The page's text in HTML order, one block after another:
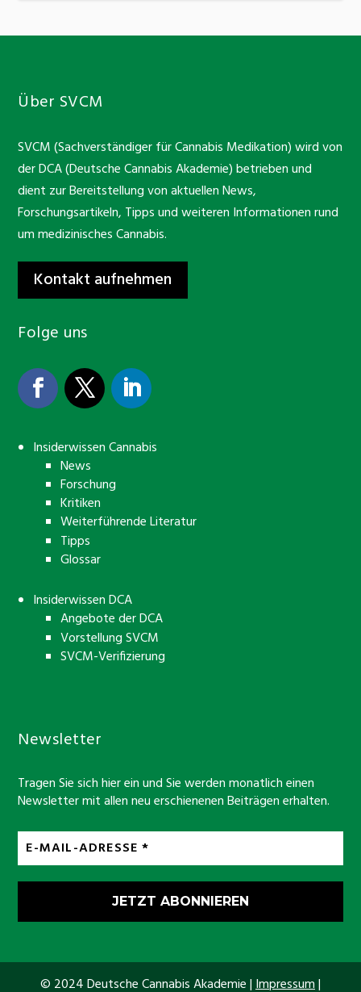
Über SVCM
SVCM (Sachverständiger für Cannabis Medikation) wird von
der DCA (Deutsche Cannabis Akademie) betrieben und
dient zur Bereitstellung von aktuellen News,
Forschungsartikeln, Tipps und weiteren Informationen rund
um medizinisches Cannabis.
Kontakt aufnehmen
Folge uns
Insiderwissen Cannabis
News
Forschung
Kritiken
Weiterführende Literatur
Tipps
Glossar
Insiderwissen DCA
Angebote der DCA
Vorstellung SVCM
SVCM-Verifizierung
Newsletter
Tragen Sie sich hier ein und Sie werden monatlich einen
Newsletter mit allen neu erschienenen Beiträgen erhalten.
© 2024 Deutsche Cannabis Akademie |Impressum|